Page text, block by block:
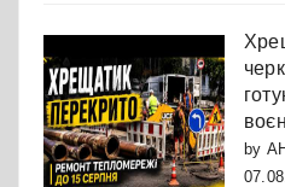
by